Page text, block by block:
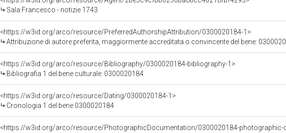
Sala Francesco - notizie 1743
<https://w3id.org/arco/resource/PreferredAuthorshipAttribution/0300020184-1>
Attribuzione di autore preferita, maggiormente accreditata o convincente del bene:
<https://w3id.org/arco/resource/Bibliography/0300020184-bibliography-1>
Bibliografia 1 del bene culturale: 0300020184
<https://w3id.org/arco/resource/Dating/0300020184-1>
Cronologia 1 del bene 0300020184
<https://w3id.org/arco/resource/PhotographicDocumentation/0300020184-photographic-